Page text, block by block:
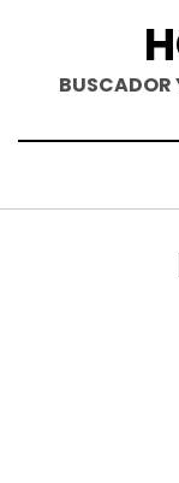
contenidoBUSCADOR